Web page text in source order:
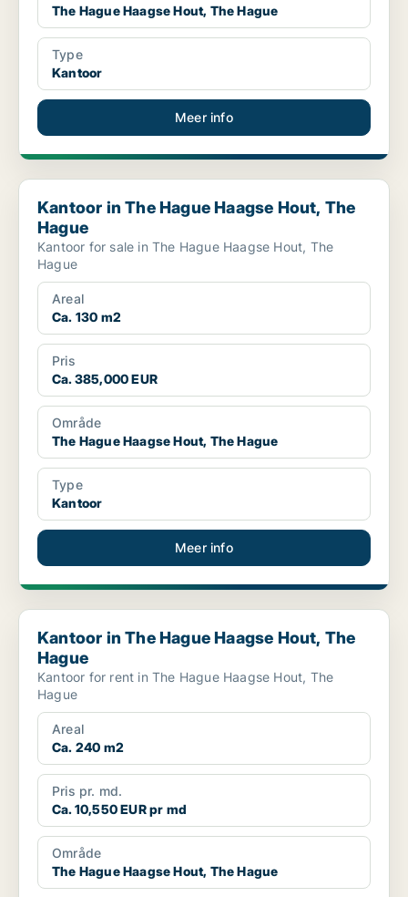
The Hague Haagse Hout, The Hague
Type
Kantoor
Meer info
Kantoor in The Hague Haagse Hout, The Hague
Kantoor in The Hague Haagse Hout, The
Hague
Kantoor for sale in The Hague Haagse Hout, The
Hague
Areal
Ca. 130 m2
Pris
Ca. 385,000 EUR
Område
The Hague Haagse Hout, The Hague
Type
Kantoor
Meer info
Kantoor in The Hague Haagse Hout, The Hague
Kantoor in The Hague Haagse Hout, The
Hague
Kantoor for rent in The Hague Haagse Hout, The
Hague
Areal
Ca. 240 m2
Pris pr. md.
Ca. 10,550 EUR pr md
Område
The Hague Haagse Hout, The Hague